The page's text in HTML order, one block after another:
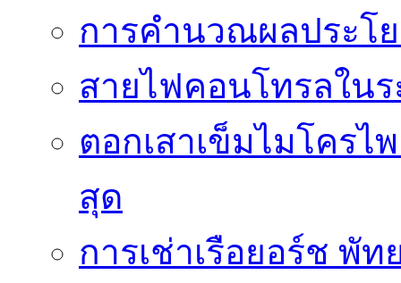
การคำนวณผลประโ
สายไฟคอนโทรลในร
ตอกเสาเข็มไมโคร
สุด
การเช่าเรือยอร์ช พั